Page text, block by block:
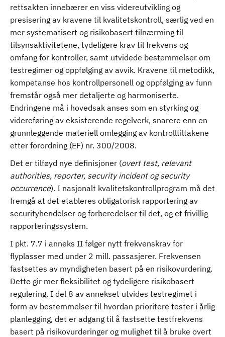
rettsakten innebærer en viss videreutvikling og
presisering av kravene til kvalitetskontroll, særlig ved en
mer systematisert og risikobasert tilnærming til
tilsynsaktivitetene, tydeligere krav til frekvens og
omfang for kontroller, samt utvidede bestemmelser om
testregimer og oppfølging av avvik. Kravene til metodikk,
kompetanse hos kontrollpersonell og oppfølging av funn
fremstår også mer detaljerte og harmoniserte.
Endringene må i hovedsak anses som en styrking og
videreføring av eksisterende regelverk, snarere enn en
grunnleggende materiell omlegging av kontrolltiltakene
etter forordning (EF) nr. 300/2008.
Det er tilføyd nye definisjoner (overt test, relevant
authorities, reporter, security incident og security
occurrence). I nasjonalt kvalitetskontrollprogram må det
fremgå at det etableres obligatorisk rapportering av
securityhendelser og forberedelser til det, og et frivillig
rapporteringssystem.
I pkt. 7.7 i anneks II følger nytt frekvenskrav for
flyplasser med under 2 mill. passasjerer. Frekvensen
fastsettes av myndigheten basert på en risikovurdering.
Dette gir mer fleksibilitet og tydeligere risikobasert
regulering. I del 8 av annekset utvides testregimet i
form av bestemmelser til hvordan prioritere tester i årlig
planlegging, det er adgang til å fastsette testfrekvens
basert på risikovurderinger og mulighet til å bruke overt